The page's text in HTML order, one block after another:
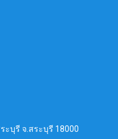
ะบุรี จ.สระบุรี 18000